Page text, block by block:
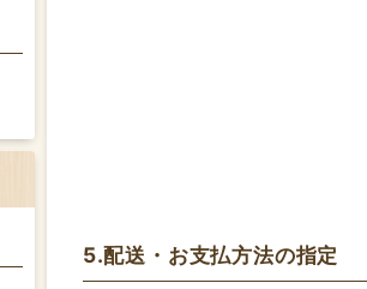
5.配送・お支払方法の指定